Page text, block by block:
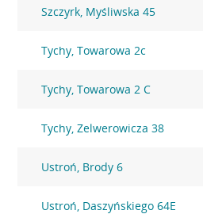
Szczyrk, Myśliwska 45
Tychy, Towarowa 2c
Tychy, Towarowa 2 C
Tychy, Zelwerowicza 38
Ustroń, Brody 6
Ustroń, Daszyńskiego 64E